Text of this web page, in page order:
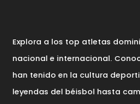
Explora a los top atletas
nacional e internacional.
han tenido en la cultura
leyendas del béisbol hasta